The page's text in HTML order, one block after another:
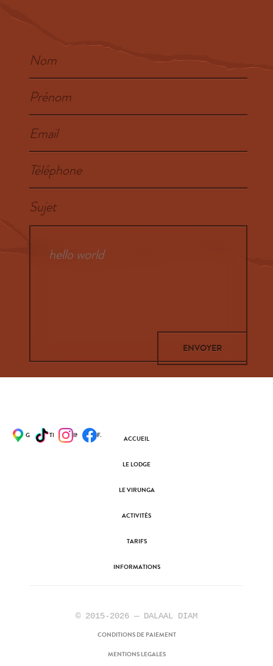
Nom
Prénom
Email
Téléphone
Sujet
GOOGLE MAPS
TIKTOK INSTAGRAMFACEBOOKACCUEIL
LE LODGE
LE VIRUNGA
ACTIVITÉS
TARIFS
INFORMATIONS
© 2015-2026 — DALAAL DIAM
CONDITIONS DE PAIEMENT
MENTIONS LEGALES